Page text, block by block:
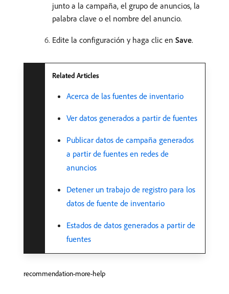
junto a la campaña, el grupo de anuncios, la
palabra clave o el nombre del anuncio.
Edite la configuración y haga clic en Save.
Related Articles
Acerca de las fuentes de inventario
Ver datos generados a partir de fuentes
Publicar datos de campaña generados
a partir de fuentes en redes de
anuncios
Detener un trabajo de registro para los
datos de fuente de inventario
Estados de datos generados a partir de
fuentes
recommendation-more-help